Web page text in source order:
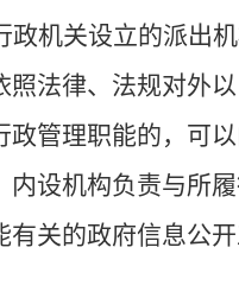
政机关设立的派出
照法律、法规对外
政管理职能的，可
内设机构负责与所
有关的政府信息公开